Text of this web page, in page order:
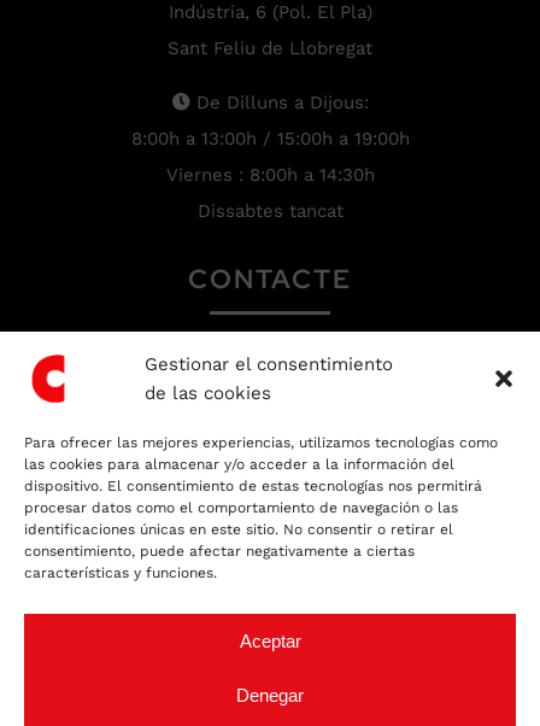
Gestionar el consentimiento
de las cookies
Para ofrecer las mejores experiencias, utilizamos tecnologías como
las cookies para almacenar y/o acceder a la información del
dispositivo. El consentimiento de estas tecnologías nos permitirá
procesar datos como el comportamiento de navegación o las
identificaciones únicas en este sitio. No consentir o retirar el
consentimiento, puede afectar negativamente a ciertas
características y funciones.
Aceptar
Denegar
Indústria, 6 (Pol. El Pla)
Sant Feliu de Llobregat
De Dilluns a Dijous:
8:00h a 13:00h / 15:00h a 19:00h
Viernes : 8:00h a 14:30h
Dissabtes tancat
CONTACTE
93 666 81 64
Escrigui’ns un Whatsapp
TALLER EXPERT
EN XAPA I PINTURA